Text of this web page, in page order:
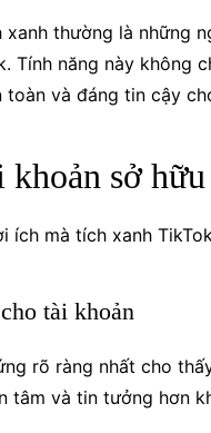
thường là những
Tính năng này không
và đáng tin cậy
sở
ích mà tích xanh
tài khoản
rõ ràng nhất cho
tâm và tin tưởng hơn